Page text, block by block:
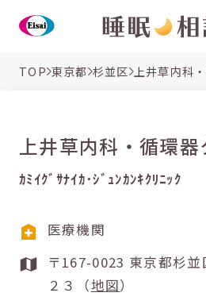
TOP 東京都 杉並区 上井草内科
上井草内科・循環器
ｶﾐｲｸﾞｻﾅｲｶ･ｼﾞｭﾝｶﾝｷｸﾘﾆｯｸ
医療機関
〒167-0023 東京都杉並区上井草３－３１－
２３（地図）